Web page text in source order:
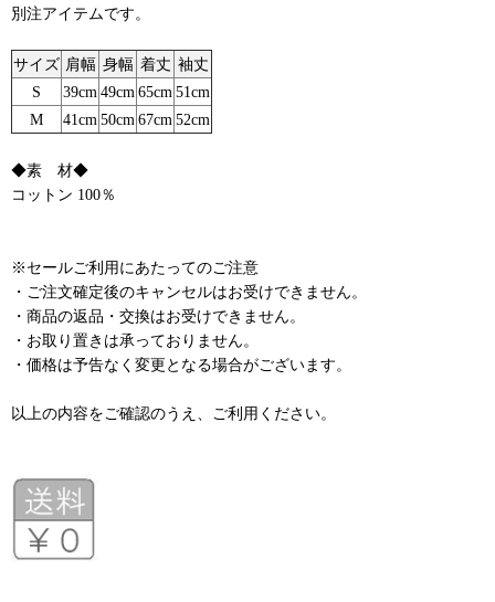
別注アイテムです。
サイズ 肩幅 身幅 着丈 袖丈
S
39cm49cm65cm51cm
M
41cm50cm67cm52cm
◆素 材◆
コットン 100％
※セールご利用にあたってのご注意
・ご注文確定後のキャンセルはお受けできません。
・商品の返品・交換はお受けできません。
・お取り置きは承っておりません。
・価格は予告なく変更となる場合がございます。
以上の内容をご確認のうえ、ご利用ください。